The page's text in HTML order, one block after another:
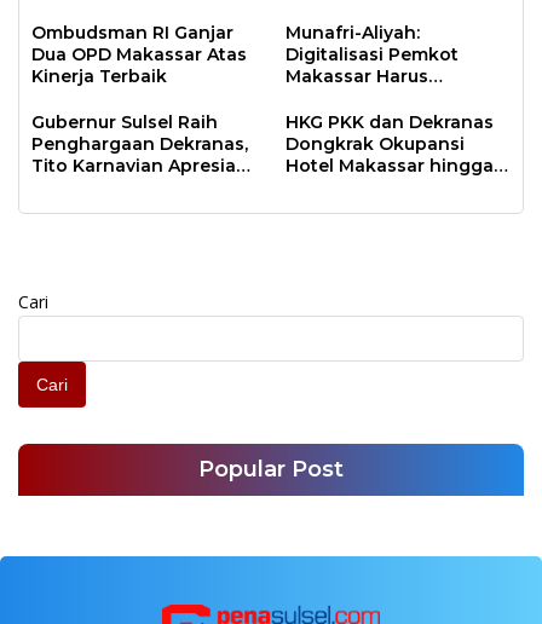
Ombudsman RI Ganjar
Dua OPD Makassar Atas
Kinerja Terbaik
Munafri-Aliyah:
Digitalisasi Pemkot
Makassar Harus
Gubernur Sulsel Raih
Penghargaan Dekranas,
Tito Karnavian Apresiasi
Rumah
HKG PKK dan Dekranas
Dongkrak Okupansi
Hotel Makassar hingga
Cari
Cari
Popular Post